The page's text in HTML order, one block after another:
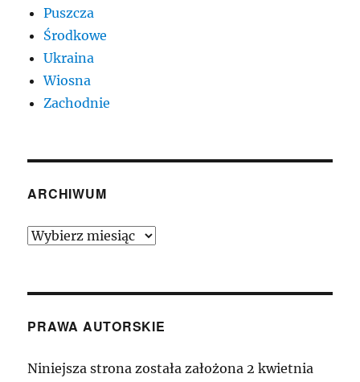
Puszcza
Środkowe
Ukraina
Wiosna
Zachodnie
ARCHIWUM
Archiwum
PRAWA AUTORSKIE
Niniejsza strona została założona 2 kwietnia